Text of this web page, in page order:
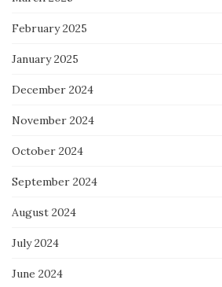
February 2025
January 2025
December 2024
November 2024
October 2024
September 2024
August 2024
July 2024
June 2024